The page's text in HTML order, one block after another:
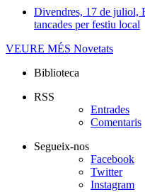
Divendres, 17 de juliol,
tancades per festiu local
VEURE MÉS Novetats
Biblioteca
RSS
Entrades
Comentaris
Segueix-nos
Facebook
Twitter
Instagram